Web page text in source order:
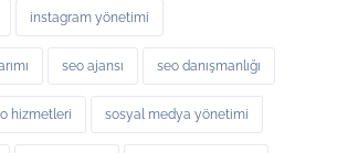
instagram yönetimi
seo ajansı seo danışmanlığı
hizmetleri sosyal medya yönetimi